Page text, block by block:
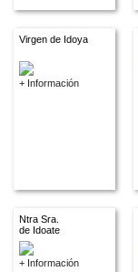
Virgen de Idoya
+ Información
Ntra Sra.
de Idoate
+ Información